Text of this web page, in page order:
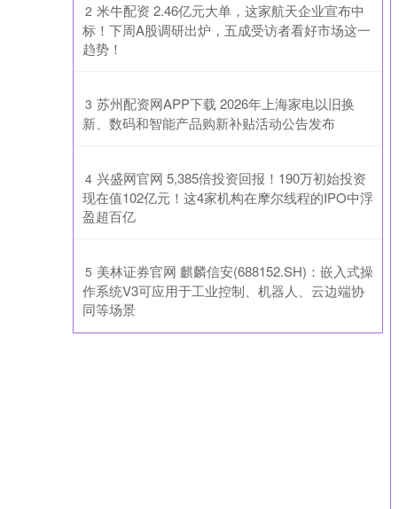
2 ​米牛配资 2.46亿元大单，这家航天企业宣布中
标！下周A股调研出炉，五成受访者看好市场这一
趋势！
3 ​苏州配资网APP下载 2026年上海家电以旧换
新、数码和智能产品购新补贴活动公告发布
4 ​兴盛网官网 5,385倍投资回报！190万初始投资
现在值102亿元！这4家机构在摩尔线程的IPO中浮
盈超百亿
5 ​美林证券官网 麒麟信安(688152.SH)：嵌入式操
作系统V3可应用于工业控制、机器人、云边端协
同等场景